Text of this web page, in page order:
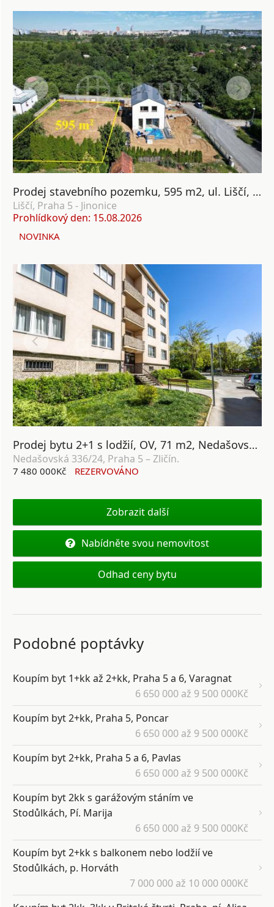
Prodej stavebního pozemku, 595 m2, ul. Liščí, Nová Ves, Praha 5
Liščí, Praha 5 - Jinonice
Prohlídkový den: 15.08.2026
NOVINKA
Prodej bytu 2+1 s lodžií, OV, 71 m2, Nedašovská 336/24, Praha 5 – Zličín
Nedašovská 336/24, Praha 5 – Zličín.
7 480 000Kč REZERVOVÁNO
Zobrazit další
Nabídněte svou nemovitost
Odhad ceny bytu
Podobné poptávky
Koupím byt 1+kk až 2+kk, Praha 5 a 6, Varagnat
6 650 000 až 9 500 000Kč
Koupím byt 2+kk, Praha 5, Poncar
6 650 000 až 9 500 000Kč
Koupím byt 2+kk, Praha 5 a 6, Pavlas
6 650 000 až 9 500 000Kč
Koupím byt 2kk s garážovým stáním ve
Stodůlkách, Pí. Marija
6 650 000 až 9 500 000Kč
Koupím byt 2+kk s balkonem nebo lodžií ve
Stodůlkách, p. Horváth
7 000 000 až 10 000 000Kč